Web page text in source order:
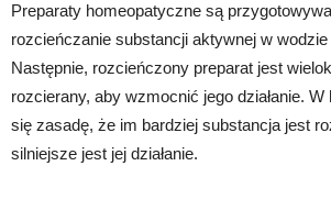
Preparaty homeopatyczne są
rozcieńczanie substancji aktywnej w wodzie
Następnie, rozcieńczony preparat jest
rozcierany, aby wzmocnić jego działanie.
się zasadę, że im bardziej substancja jest
silniejsze jest jej działanie.